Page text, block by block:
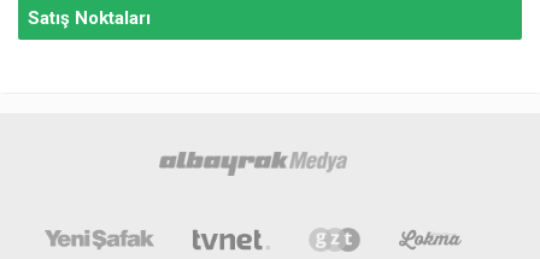
Satış Noktaları